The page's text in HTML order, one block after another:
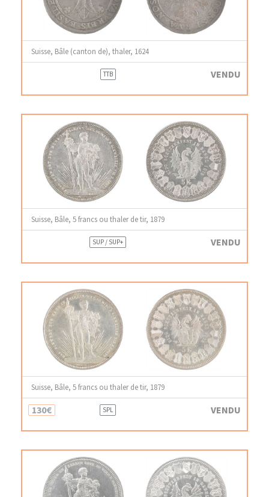
Suisse, Bâle (canton de), thaler, 1624
TTB VENDU
Suisse, Bâle, 5 francs ou thaler de tir, 1879
SUP / SUP+ VENDU
Suisse, Bâle, 5 francs ou thaler de tir, 1879
130€ SPL VENDU